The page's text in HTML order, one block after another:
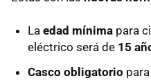
La edad mínima para
eléctrico será de 15
Casco obligatorio